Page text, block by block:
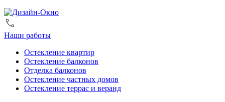
Наши работы
Остекление квартир
Остекление балконов
Отделка балконов
Остекление частных домов
Остекление террас и веранд